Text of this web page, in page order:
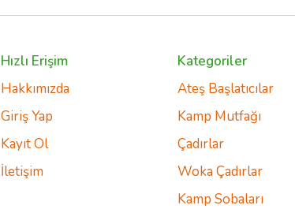
Hızlı Erişim
Hakkımızda
Giriş Yap
Kayıt Ol
İletişim
Kategoriler
Ateş Başlatıcılar
Kamp Mutfağı
Çadırlar
Woka Çadırlar
Kamp Sobaları